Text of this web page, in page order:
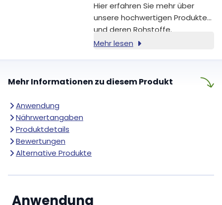
Hier erfahren Sie mehr über
unsere hochwertigen Produkte
und deren Rohstoffe.
Mehr lesen
Mehr Informationen zu diesem Produkt
Anwendung
Nährwertangaben
Produktdetails
Bewertungen
Alternative Produkte
Anwendung